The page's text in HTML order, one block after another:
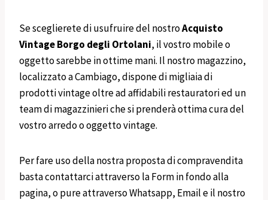
Se sceglierete di usufruire del nostroAcquisto
VintageBorgo degli Ortolani, il vostro mobile o
oggetto sarebbe in ottime mani. Il nostro magazzino,
localizzato a Cambiago, dispone di migliaia di
prodotti vintage oltre ad affidabili restauratori ed un
team di magazzinieri che si prenderà ottima cura del
vostro arredo o oggetto vintage.
Per fare uso della nostra proposta di compravendita
basta contattarci attraverso la Form in fondo alla
pagina, o pure attraverso Whatsapp, Email e il nostro